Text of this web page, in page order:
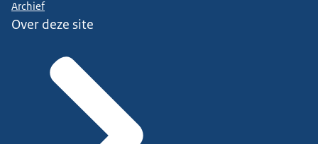
Archief
Over deze site